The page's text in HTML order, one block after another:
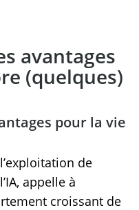
avantages
(quelques)
pour la vie
de
appelle à
croissant de